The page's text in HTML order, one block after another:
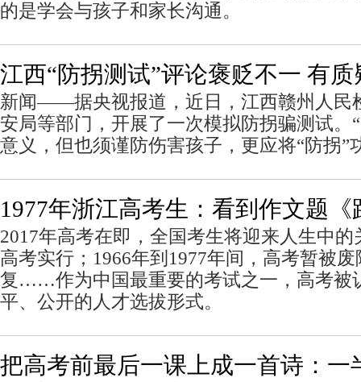
的是学会与孩子和家长沟通。
江西“防拐测试”评论褒贬不一 有
新闻——据央视报道，近日，江西赣州人民
安局等部门，开展了一次模拟防拐骗测试。
意义，但也须谨防伤害孩子，更应将“防拐”
1977年浙江高考生：看到作文题
2017年高考在即，全国考生将迎来人生中的
高考实行；1966年到1977年间，高考暂被
复……作为中国最重要的考试之一，高考被
平、公开的人才选拔形式。
把高考前最后一课上成一首诗：一